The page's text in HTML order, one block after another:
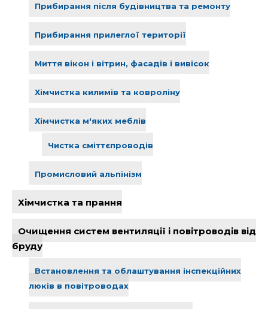
Прибирання після будівництва та ремонту
Прибирання прилеглої території
Миття вікон і вітрин, фасадів і вивісок
Хімчистка килимів та ковроліну
Хімчистка м'яких меблів
Чистка сміттєпроводів
Промисловий альпінізм
Хімчистка та прання
Очищення систем вентиляції і повітроводів від
бруду
Встановлення та облаштування інспекційних
люків в повітроводах